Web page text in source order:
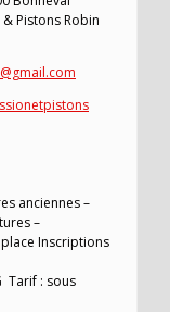
Pistons Robin
anciennes –
–
Inscriptions
Tarif : sous